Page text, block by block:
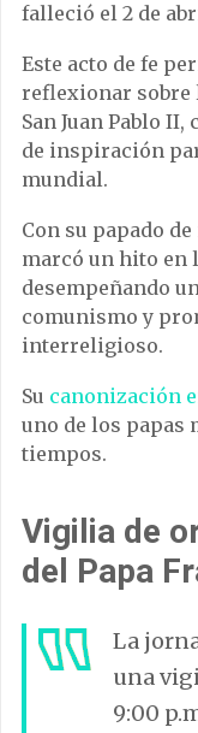
falleció el 2 de
Este acto de fe
reflexionar sobre
San Juan Pablo
de inspiración
mundial.
Con su papado de
marcó un hito en
desempeñando
comunismo y
interreligioso.
Su canonización
uno de los papas
tiempos.
Vigilia de
del Papa
La
una
9:00